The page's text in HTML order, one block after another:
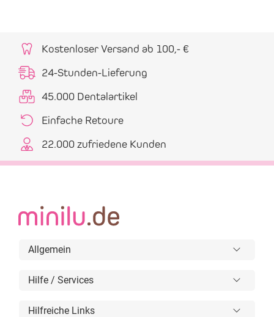
Kostenloser Versand ab 100,- €
24-Stunden-Lieferung
45.000 Dentalartikel
Einfache Retoure
22.000 zufriedene Kunden
Allgemein
Hilfe / Services
Hilfreiche Links